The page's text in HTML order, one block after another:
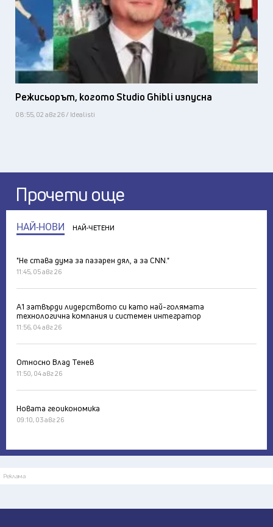
Режисьорът, когото Studio Ghibli изпусна
08:55, 02 авг 26 / Idealisti
Прочети още
НАЙ-НОВИ НАЙ-ЧЕТЕНИ
"Не става дума за пазарен дял, а за CNN."
11:45, 05 авг 26
А1 затвърди лидерството си като най-голямата
технологична компания и системен интегратор
11:56, 04 авг 26
Относно Влад Тенев
11:50, 04 авг 26
Новата геоикономика
09:10, 03 авг 26
Реклама